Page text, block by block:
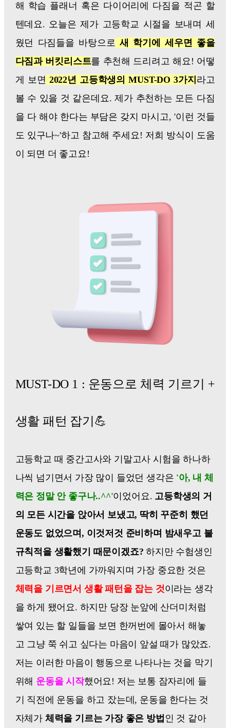
해 학습 플래너 혹은 다이어리에 다짐을 적곤 할
텐데요. 오늘은 제가 고등학교 시절을 보내며 세
웠던 다짐들을 바탕으로 새 학기에 세우면 좋을
다짐과 버킷리스트를 추천해 드리려고 해요! 어떻
게 보면 2022년 고등학생의 MUST-DO 3가지 라고
볼 수 있을 것 같은데요. 제가 추천하는 모든 다짐
을 다 해야 한다는 부담은 갖지 마시고, '이런 것들
도 있구나~'하고 참고해 주세요! 저희 방식이 도움
이 되면 더 좋고요!
MUST-DO 1 : 운동으로 체력 기르기 +
생활 패턴 잡기💪
고등학교 때 중간고사와 기말고사 시험을 하나하
나씩 넘기면서 가장 많이 들었던 생각은 '아, 내 체
력은 정말 안 좋구나..^^'이었어요. 고등학생의 거
의 모든 시간을 앉아서 보냈고, 딱히 꾸준히 했던
운동도 없었으며, 이것저것 준비하며 밤새우고 불
규칙적을 생활했기 때문이겠죠? 하지만 수험생인
고등학교 3학년에 가까워지며 가장 중요한 것은
체력을 기르면서 생활 패턴을 잡는 것이라는 생각
을 하게 됐어요. 하지만 당장 눈앞에 산더미처럼
쌓여 있는 할 일들을 보면 한꺼번에 몰아서 해놓
고 그냥 쭉 쉬고 싶다는 마음이 앞설 때가 많았죠.
저는 이러한 마음이 행동으로 나타나는 것을 막기
위해 운동을 시작했어요! 저는 보통 잠자리에 들
기 직전에 운동을 하고 잤는데, 운동을 한다는 것
자체가 체력을 기르는 가장 좋은 방법 인 것 같아